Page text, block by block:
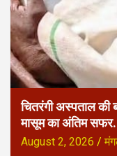
चितरंगी अस्पताल
मासूम का अंतिम सफर.
August 2, 2026